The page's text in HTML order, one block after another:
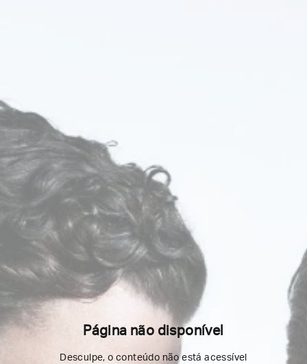
Página não disponível
Desculpe, o conteúdo não está acessível